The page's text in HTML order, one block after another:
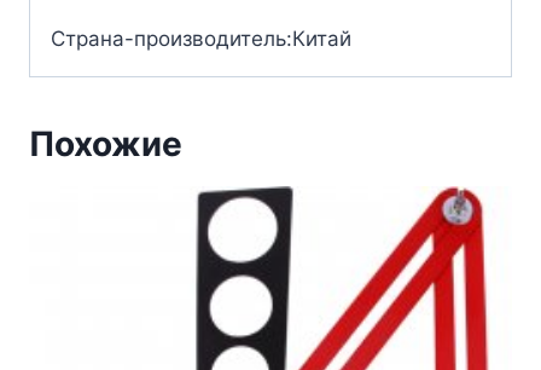
Страна-производитель:Китай
Похожие